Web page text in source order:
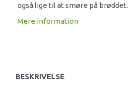
også lige til at smøre på brøddet.
Mere information
BESKRIVELSE